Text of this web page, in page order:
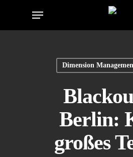
Menu
Dimension
Berlin:
großes